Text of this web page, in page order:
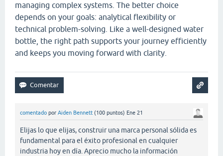
managing complex systems. The better choice
depends on your goals: analytical flexibility or
technical problem-solving. Like a well-designed water
bottle, the right path supports your journey efficiently
and keeps you moving forward with clarity.
comentado por Aiden Bennett (100 puntos) Ene 21
Elijas lo que elijas, construir una marca personal sólida es
fundamental para el éxito profesional en cualquier
industria hoy en día. Aprecio mucho la información